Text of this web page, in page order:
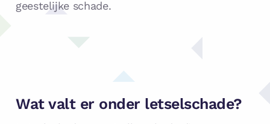
geestelijke schade.
Wat valt er onder letselschade?